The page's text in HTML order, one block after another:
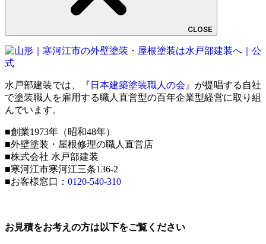
CLOSE
水戸部建装では、『 日本建築塗装職人の会 』が提唱する自社
で塗装職人を雇用する職人直営型の百年企業型経営に取り組
んでいます。
■創業1973年（昭和48年）
■外壁塗装・屋根修理の職人直営店
■株式会社 水戸部建装
■寒河江市寒河江三条136-2
■お客様窓口： 0120-540-310
お見積をお考えの方は以下をご覧ください